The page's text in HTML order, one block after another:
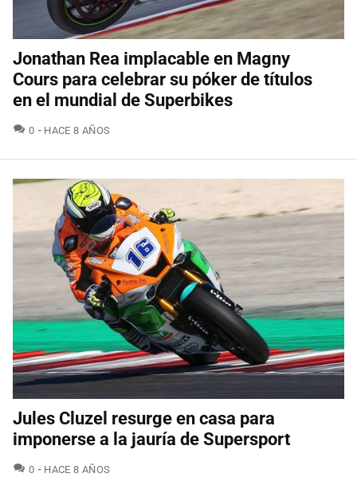
Jonathan Rea implacable en Magny
Cours para celebrar su póker de títulos
en el mundial de Superbikes
0 COMENTARIOS
HACE 8 AÑOS
Jules Cluzel resurge en casa para
imponerse a la jauría de Supersport
0 COMENTARIOS
HACE 8 AÑOS